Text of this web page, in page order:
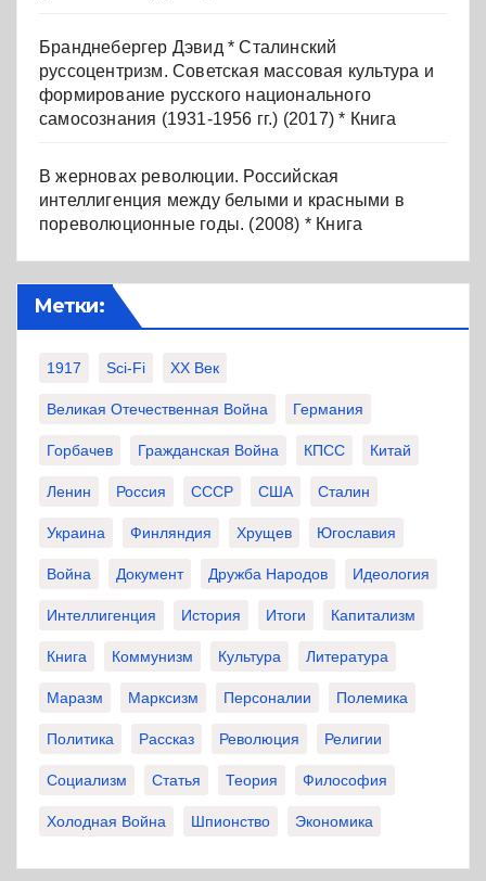
Бранднебергер Дэвид * Сталинский
руссоцентризм. Советская массовая культура и
формирование русского национального
самосознания (1931-1956 гг.) (2017) * Книга
В жерновах революции. Российская
интеллигенция между белыми и красными в
пореволюционные годы. (2008) * Книга
Метки:
1917 Sci-Fi XX Век
Великая Отечественная Война Германия
Горбачев Гражданская Война КПСС Китай
Ленин Россия СССР США Сталин
Украина Финляндия Хрущев Югославия
Война Документ Дружба Народов Идеология
Интеллигенция История Итоги Капитализм
Книга Коммунизм Культура Литература
Маразм Марксизм Персоналии Полемика
Политика Рассказ Революция Религии
Социализм Статья Теория Философия
Холодная Война Шпионство Экономика